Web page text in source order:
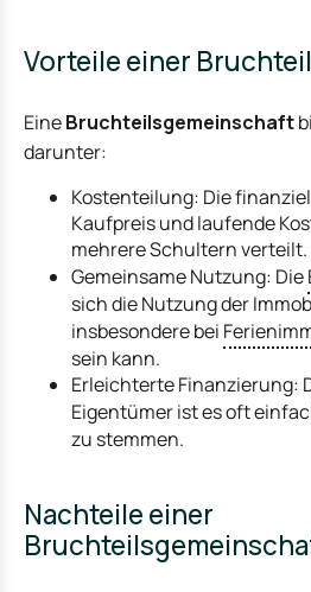
Vorteile einer
EineBruchteilsgemeinschaft
darunter:
Kostenteilung: Die
Kaufpreis und laufende
mehrere Schultern verteilt.
Gemeinsame Nutzung: Die
sich die Nutzung der
insbesondere bei
sein kann.
Erleichterte Finanzierung:
Eigentümer ist es oft
zu stemmen.
Nachteile einer